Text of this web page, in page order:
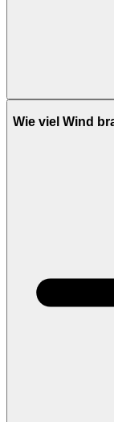
Wie viel Wind